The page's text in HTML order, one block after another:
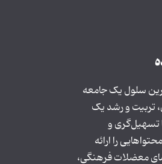
سلول یک جامعه
تربیت و رشد یک
تسهیل‌گری و
را ارائه
معضلات فرهنگی،